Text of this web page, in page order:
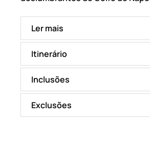
Ler mais
Itinerário
Inclusões
Exclusões